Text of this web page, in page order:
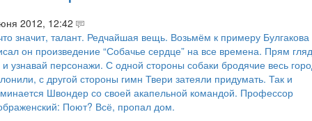
2012, 12:42
значит, талант. Редчайшая вещь. Возьмём к примеру
он произведение “Собачье сердце” на все времена. Прям
и узнавай персонажи. С одной стороны собаки бродячие весь
с другой стороны гимн Твери затеяли придумать. Так и
Швондер со своей акапельной командой. Профессор
Поют? Всё, пропал дом.